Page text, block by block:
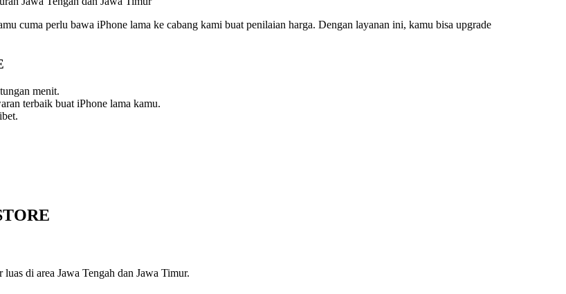
cuma perlu bawa iPhone lama ke cabang kami buat penilaian harga. Dengan layanan ini, kamu bisa upgrade
menit.
terbaik buat iPhone lama kamu.
di area Jawa Tengah dan Jawa Timur.